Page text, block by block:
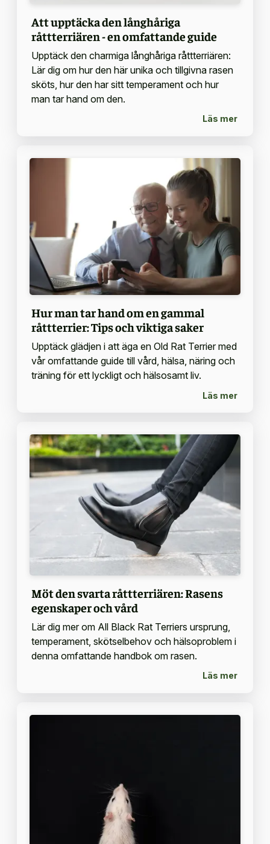
Att upptäcka den långhåriga
råttterriären - en omfattande guide
Upptäck den charmiga långhåriga råttterriären:
Lär dig om hur den här unika och tillgivna rasen
sköts, hur den har sitt temperament och hur
man tar hand om den.
Läs mer
Hur man tar hand om en gammal
råttterrier: Tips och viktiga saker
Upptäck glädjen i att äga en Old Rat Terrier med
vår omfattande guide till vård, hälsa, näring och
träning för ett lyckligt och hälsosamt liv.
Läs mer
Möt den svarta råttterriären: Rasens
egenskaper och vård
Lär dig mer om All Black Rat Terriers ursprung,
temperament, skötselbehov och hälsoproblem i
denna omfattande handbok om rasen.
Läs mer